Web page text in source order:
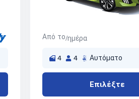
Από το/ημέρα
4 4 Αυτόματο
Επιλέξτε